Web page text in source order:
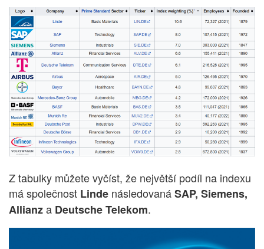
Z tabulky můžete vyčíst, že největší podíl na indexu
má společnost Linde následovanáSAP, Siemens,
Allianza Deutsche Telekom.